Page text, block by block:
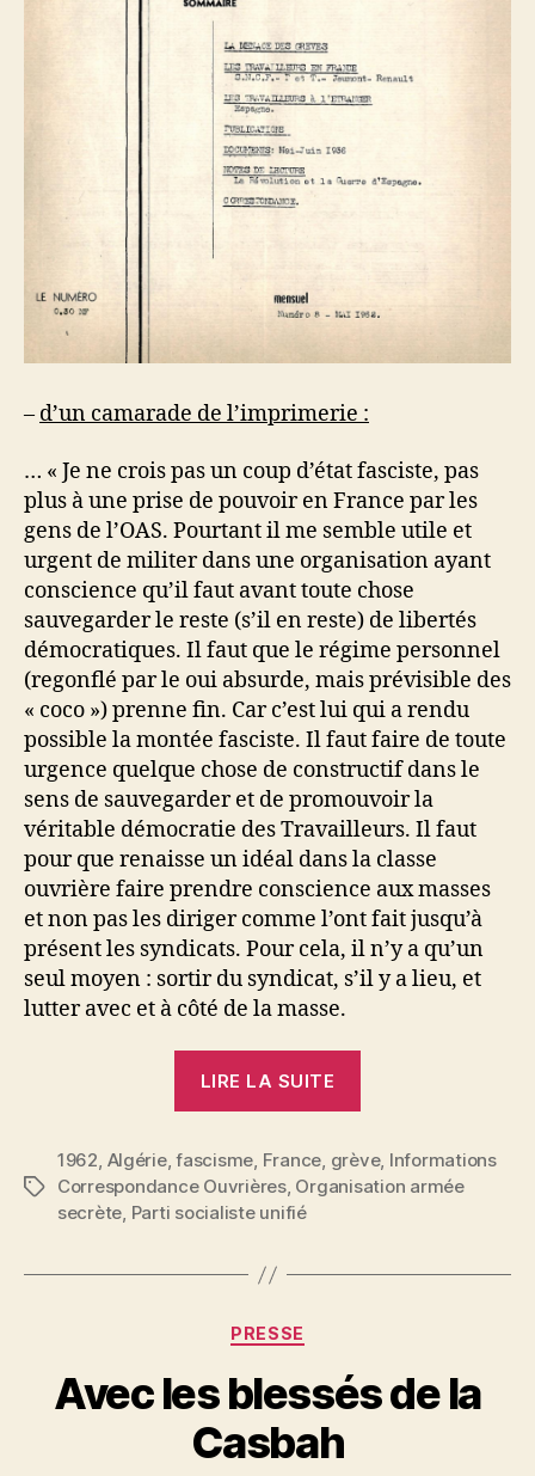
– d’un camarade de l’imprimerie :
… « Je ne crois pas un coup d’état fasciste, pas
plus à une prise de pouvoir en France par les
gens de l’OAS. Pourtant il me semble utile et
urgent de militer dans une organisation ayant
conscience qu’il faut avant toute chose
sauvegarder le reste (s’il en reste) de libertés
démocratiques. Il faut que le régime personnel
(regonflé par le oui absurde, mais prévisible des
« coco ») prenne fin. Car c’est lui qui a rendu
possible la montée fasciste. Il faut faire de toute
urgence quelque chose de constructif dans le
sens de sauvegarder et de promouvoir la
véritable démocratie des Travailleurs. Il faut
pour que renaisse un idéal dans la classe
ouvrière faire prendre conscience aux masses
et non pas les diriger comme l’ont fait jusqu’à
présent les syndicats. Pour cela, il n’y a qu’un
seul moyen : sortir du syndicat, s’il y a lieu, et
lutter avec et à côté de la masse.
LIRE LA SUITE
la
guerre
Étiquettes
1962, Algérie,fascisme, France, grève, Informations
Correspondance Ouvrières, Organisation armée
secrète, Parti socialiste unifié
Catégories
PRESSE
Avec les blessés de la
Casbah
a
S